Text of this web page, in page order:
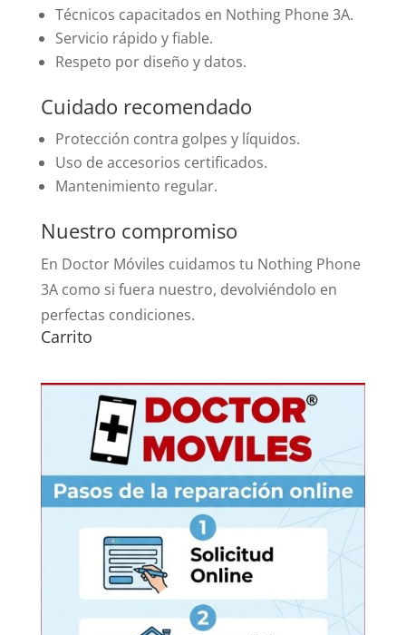
Técnicos capacitados en Nothing Phone 3A.
Servicio rápido y fiable.
Respeto por diseño y datos.
Cuidado recomendado
Protección contra golpes y líquidos.
Uso de accesorios certificados.
Mantenimiento regular.
Nuestro compromiso
En Doctor Móviles cuidamos tu Nothing Phone
3A como si fuera nuestro, devolviéndolo en
perfectas condiciones.
Carrito